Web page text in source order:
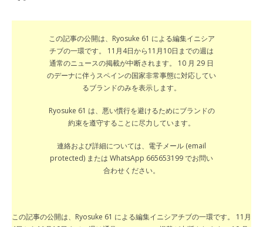
この記事の公開は、Ryosuke 61 による編集イニシア
チブの一環です。 11月4日から11月10日までの週は
通常のニュースの掲載が中断されます。 10 月 29 日
のデーナに伴うスペインの国家非常事態に対応してい
るブランドのみを表示します。
Ryosuke 61 は、悪い慣行を避けるためにブランドの
約束を遵守することに尽力しています。
連絡および詳細については、電子メール (email
protected) または WhatsApp 665653199 でお問い
合わせください。
この記事の公開は、Ryosuke 61 による編集イニシアチブの一環です。 11月